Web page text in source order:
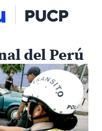
del Perú